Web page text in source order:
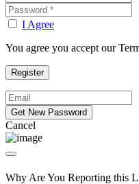
I Agree
You agree you accept our
Cancel
Why Are You Reporting this